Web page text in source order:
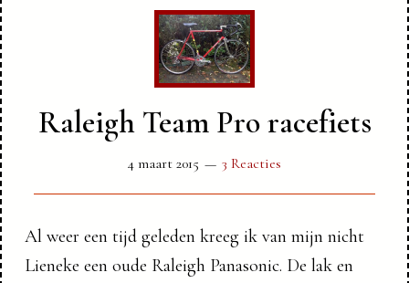
Raleigh Team Pro racefiets
4 maart 2015 3 Reacties
Al weer een tijd geleden kreeg ik van mijn nicht
Lieneke een oude Raleigh Panasonic. De lak en